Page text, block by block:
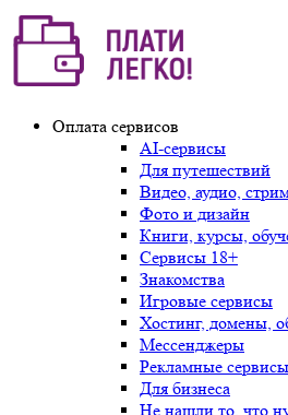
Оплата сервисов
AI-сервисы
Для путешествий
Видео, аудио,
Фото и дизайн
Книги, курсы,
Сервисы 18+
Знакомства
Игровые сервисы
Хостинг, домены,
Мессенджеры
Рекламные сервисы
Для бизнеса
Не нашли то, что